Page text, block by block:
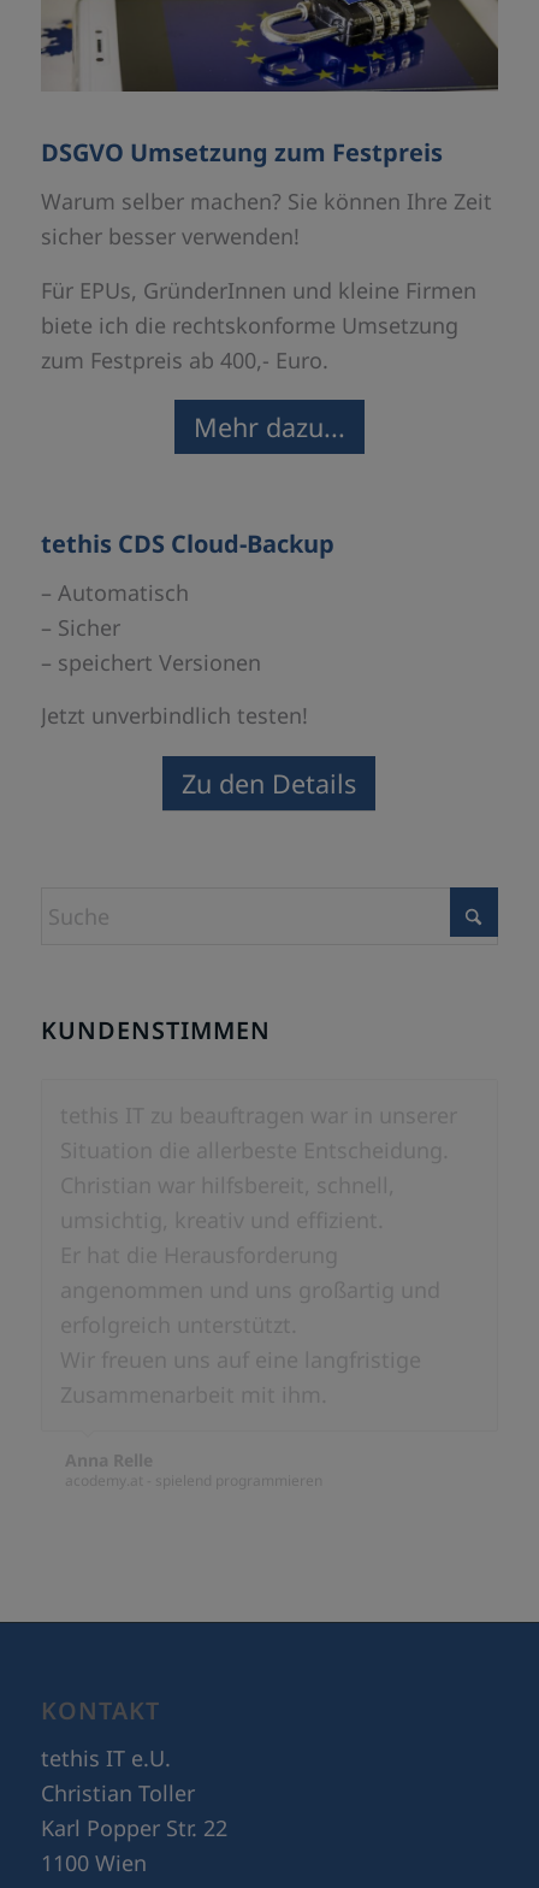
DSGVO Umsetzung zum Festpreis
Warum selber machen? Sie können Ihre Zeit
sicher besser verwenden!
Für EPUs, GründerInnen und kleine Firmen
biete ich die rechtskonforme Umsetzung
zum Festpreis ab 400,- Euro.
Mehr dazu...
tethis CDS Cloud-Backup
– Automatisch
– Sicher
– speichert Versionen
Jetzt unverbindlich testen!
Zu den Details
KUNDENSTIMMEN
Anna Relle
acodemy.at - spielend programmieren
KONTAKT
tethis IT e.U.
Christian Toller
Karl Popper Str. 22
1100 Wien